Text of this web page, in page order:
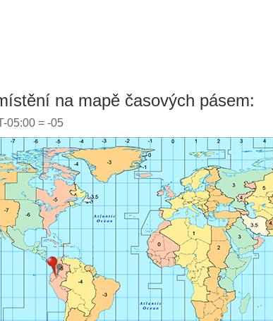
na mapě časových pásem:
05:00 = -05